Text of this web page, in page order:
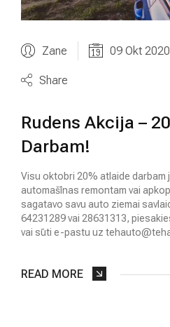
Zane 09 Okt 2020
Share
Rudens Akcija –
Darbam!
Visu oktobri 20% atlaide darbam
automašīnas remontam vai
sagatavo savu auto ziemai
64231289 vai 28631313,
vai sūti e-pastu uz
READ MORE